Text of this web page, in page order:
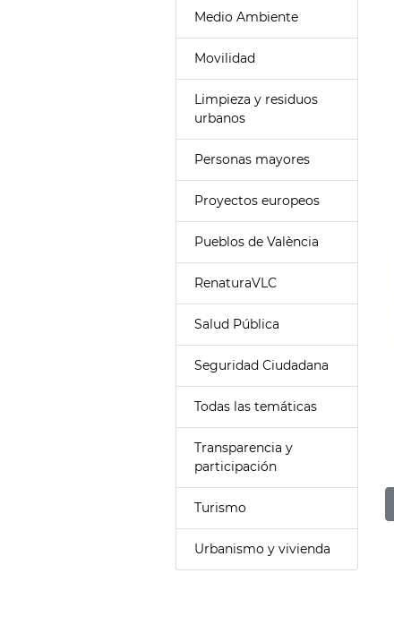
Medio Ambiente
Movilidad
Limpieza y residuos
urbanos
Personas mayores
Proyectos europeos
Pueblos de València
RenaturaVLC
Salud Pública
Seguridad Ciudadana
Todas las temáticas
Transparencia y
participación
Turismo
Urbanismo y vivienda